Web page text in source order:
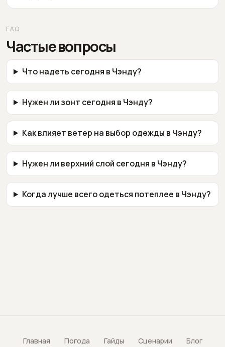
FAQ
Частые вопросы
Что надеть сегодня в Чэнду?
Нужен ли зонт сегодня в Чэнду?
Как влияет ветер на выбор одежды в Чэнду?
Нужен ли верхний слой сегодня в Чэнду?
Когда лучше всего одеться потеплее в Чэнду?
Главная Погода Гайды Сценарии Блог